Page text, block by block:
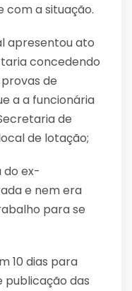
com a situação.
apresentou ato
concedendo
de
a a funcionária
de
de lotação;
do ex-
e nem era
para se
10 dias para
das